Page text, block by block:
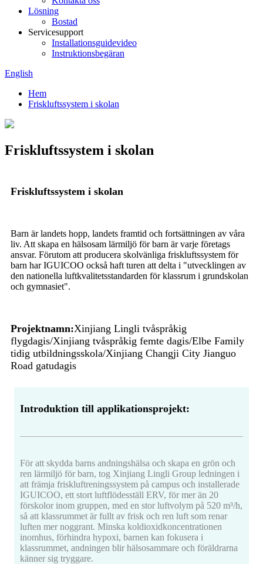
Lösning
Bostad
Servicesupport
Installationsguidevideo
Instruktionsbegäran
English
Hem
Friskluftssystem i skolan
Friskluftssystem i skolan
Friskluftssystem i skolan
Barn är landets hopp, landets framtid och fortsättningen av våra
liv. Att skapa en hälsosam lärmiljö för barn är varje företags
ansvar. Förutom att producera skolvänliga friskluftssystem för
barn har IGUICOO också haft turen att delta i "utvecklingen av
den nationella luftkvalitetsstandarden för klassrum i grundskolan
och gymnasiet".
Projektnamn:Xinjiang Lingli tvåspråkig
flygdagis/Xinjiang tvåspråkig femte dagis/Elbe Family
tidig utbildningsskola/Xinjiang Changji City Jianguo
Road gatudagis
Introduktion till applikationsprojekt:
För att skydda barns andningshälsa och skapa en grön och
ren lärmiljö för barn, tog Xinjiang Lingli Group ledningen i
att främja friskluftreningssystem på campus och installerade
IGUICOO, ett stort luftflödesställ ERV, för mer än 20
förskolor inom gruppen, med en stor luftvolym på 520 m³/h,
så att klassrummet är fullt av frisk och ren luft som renar
luften mer noggrant. Minska koldioxidkoncentrationen
inomhus, förhindra hypoxi, barnen kan fokusera i
klassrummet, andningen blir hälsosammare och föräldrarna
känner sig tryggare.